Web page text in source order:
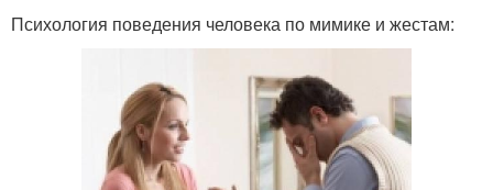
Психология поведения человека по мимике и жестам: